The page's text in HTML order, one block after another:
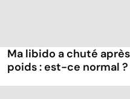
Ma libido a chuté
poids : est-ce normal ?